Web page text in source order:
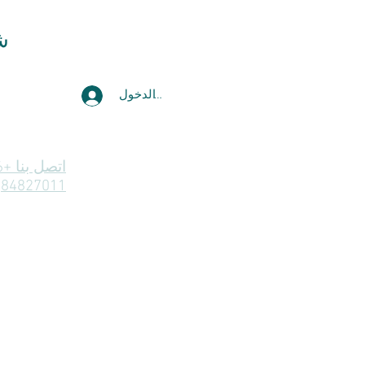
تسجيل الدخول
84827011